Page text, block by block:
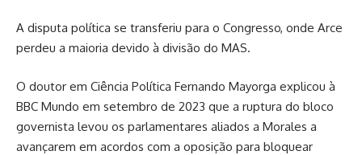
A disputa política se transferiu para o Congresso, onde Arce
perdeu a maioria devido à divisão do MAS.
O doutor em Ciência Política Fernando Mayorga explicou à
BBC Mundo em setembro de 2023 que a ruptura do bloco
governista levou os parlamentares aliados a Morales a
avançarem em acordos com a oposição para bloquear